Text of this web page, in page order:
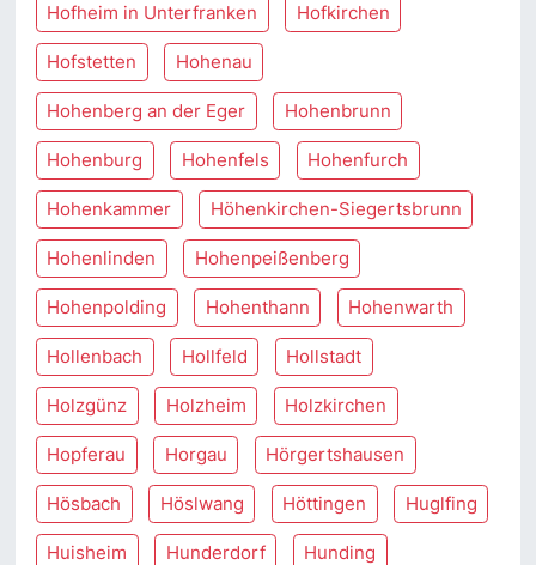
Hofheim in Unterfranken Hofkirchen
Hofstetten Hohenau
Hohenberg an der Eger Hohenbrunn
Hohenburg Hohenfels Hohenfurch
Hohenkammer Höhenkirchen-Siegertsbrunn
Hohenlinden Hohenpeißenberg
Hohenpolding Hohenthann Hohenwarth
Hollenbach Hollfeld Hollstadt
Holzgünz Holzheim Holzkirchen
Hopferau Horgau Hörgertshausen
Hösbach Höslwang Höttingen Huglfing
Huisheim Hunderdorf Hunding